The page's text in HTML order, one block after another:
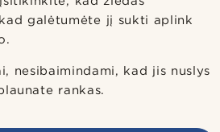
galėtumėte jį sukti aplink
nesibaimindami, kad jis nuslys
rankas.